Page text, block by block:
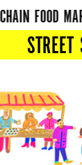
FOOD
STREET